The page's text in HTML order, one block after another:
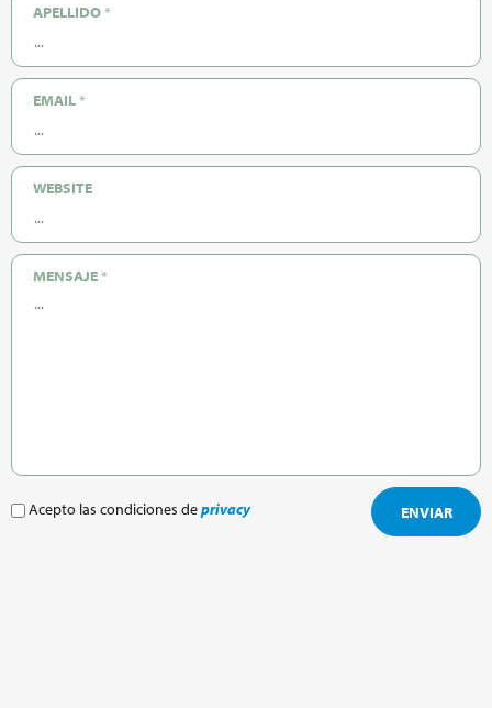
APELLIDO*
EMAIL*
WEBSITE
MENSAJE*
Acepto las condiciones deprivacy ENVIAR